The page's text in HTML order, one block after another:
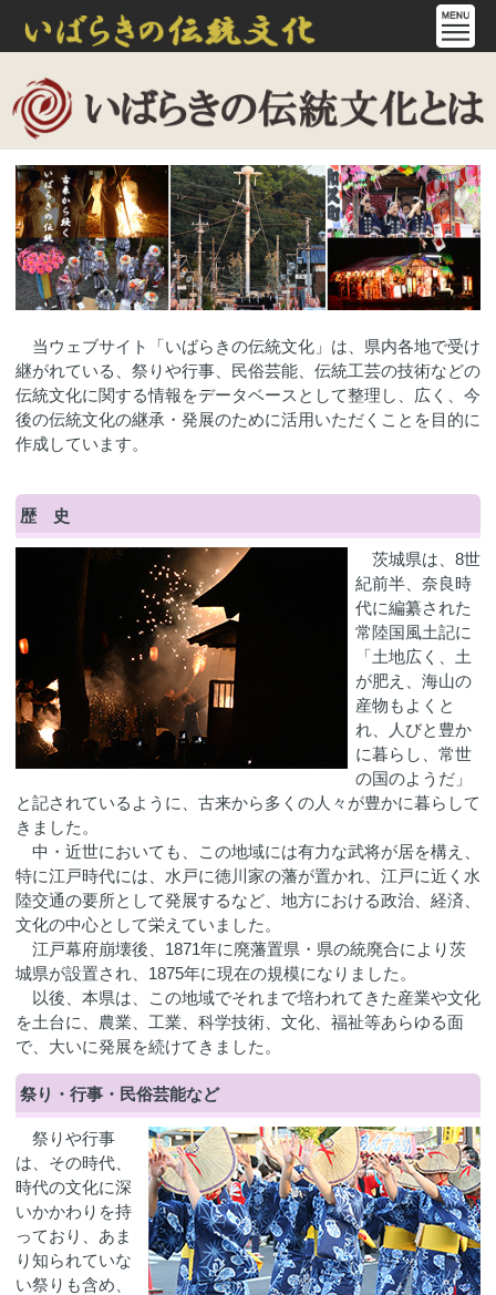
当ウェブサイト「いばらきの伝統文化」は、県内各地で受け
継がれている、祭りや行事、民俗芸能、伝統工芸の技術などの
伝統文化に関する情報をデータベースとして整理し、広く、今
後の伝統文化の継承・発展のために活用いただくことを目的に
作成しています。
歴 史
茨城県は、8世
紀前半、奈良時
代に編纂された
常陸国風土記に
「土地広く、土
が肥え、海山の
産物もよくと
れ、人びと豊か
に暮らし、常世
の国のようだ」
と記されているように、古来から多くの人々が豊かに暮らして
きました。
中・近世においても、この地域には有力な武将が居を構え、
特に江戸時代には、水戸に徳川家の藩が置かれ、江戸に近く水
陸交通の要所として発展するなど、地方における政治、経済、
文化の中心として栄えていました。
江戸幕府崩壊後、1871年に廃藩置県・県の統廃合により茨
城県が設置され、1875年に現在の規模になりました。
以後、本県は、この地域でそれまで培われてきた産業や文化
を土台に、農業、工業、科学技術、文化、福祉等あらゆる面
で、大いに発展を続けてきました。
祭り・行事・民俗芸能など
祭りや行事
は、その時代、
時代の文化に深
いかかわりを持
っており、あま
り知られていな
い祭りも含め、